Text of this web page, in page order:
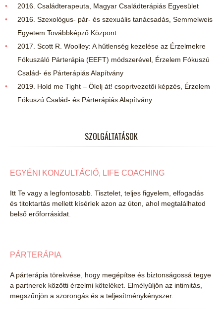
2016. Családterapeuta, Magyar Családterápiás Egyesület
2016. Szexológus- pár- és szexuális tanácsadás, Semmelweis
Egyetem Továbbképző Központ
2017. Scott R. Woolley: A hűtlenség kezelése az Érzelmekre
Fókuszáló Párterápia (EEFT) módszerével, Érzelem Fókuszú
Család- és Párterápiás Alapítvány
2019. Hold me Tight – Ölelj át! csoprtvezetői képzés, Érzelem
Fókuszú Család- és Párterápiás Alapítvány
SZOLGÁLTATÁSOK
EGYÉNI KONZULTÁCIÓ, LIFE COACHING
Itt Te vagy a legfontosabb. Tisztelet, teljes figyelem, elfogadás
és titoktartás mellett kísérlek azon az úton, ahol megtalálhatod
belső erőforrásidat.
PÁRTERÁPIA
A párterápia törekvése, hogy megépítse és biztonságossá tegye
a partnerek közötti érzelmi köteléket. Elmélyüljön az intimitás,
megszűnjön a szorongás és a teljesítménykényszer.